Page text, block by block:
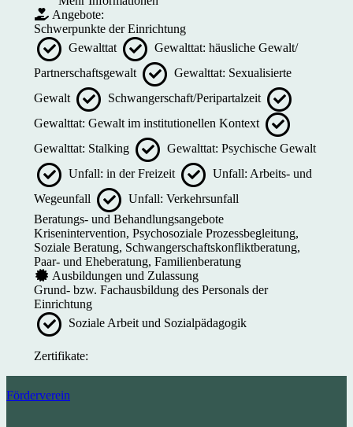
Angebote:
Schwerpunkte der Einrichtung
Gewalttat
Gewalttat: häusliche Gewalt/
Partnerschaftsgewalt
Gewalttat: Sexualisierte
Gewalt
Schwangerschaft/Peripartalzeit
Gewalttat: Gewalt im institutionellen Kontext
Gewalttat: Stalking
Gewalttat: Psychische Gewalt
Unfall: in der Freizeit
Unfall: Arbeits- und
Wegeunfall
Unfall: Verkehrsunfall
Beratungs- und Behandlungsangebote
Krisenintervention, Psychosoziale Prozessbegleitung,
Soziale Beratung, Schwangerschaftskonfliktberatung,
Paar- und Eheberatung, Familienberatung
Ausbildungen und Zulassung
Grund- bzw. Fachausbildung des Personals der
Einrichtung
Soziale Arbeit und Sozialpädagogik
Zertifikate:
Förderverein